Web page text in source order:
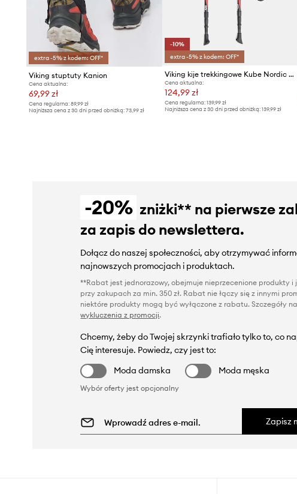
extra -5% z kodem: OFF*
Viking stuptuty Kanion
Cena aktualna:
69,99 zł
Cena regularna: 89,99 zł
Najniższa cena z 30 dni przed obniżką: 73,99 zł
-10%
extra -5% z kodem: OFF*
Viking kije trekkingowe Kube Nordic Walking
Cena aktualna:
124,99 zł
Cena regularna:139,99 zł
Najniższa cena z 30 dni przed obniżką:139,99 zł
-20% zniżki** na pierwsze
za zapis do newslettera.
Dołącz do naszej społeczności, aby otrzymywać
najnowszych promocjach i produktach.
**Rabat jest jednorazowy, obejmuje nieprzecenione produkty i
przy zakupach za min. 350 zł. Rabat nie łączy się z innymi
niektóre produkty mogą być wyłączone z rabatu. Szczegóły
wykluczenia z promocji.
Chcemy, żeby do Twojej skrzynki trafiało tylko to, co
Cię interesuje. Powiedz, czy jest to:
Moda damska
Moda męska
Wybór oferty jest opcjonalny
Zapisz